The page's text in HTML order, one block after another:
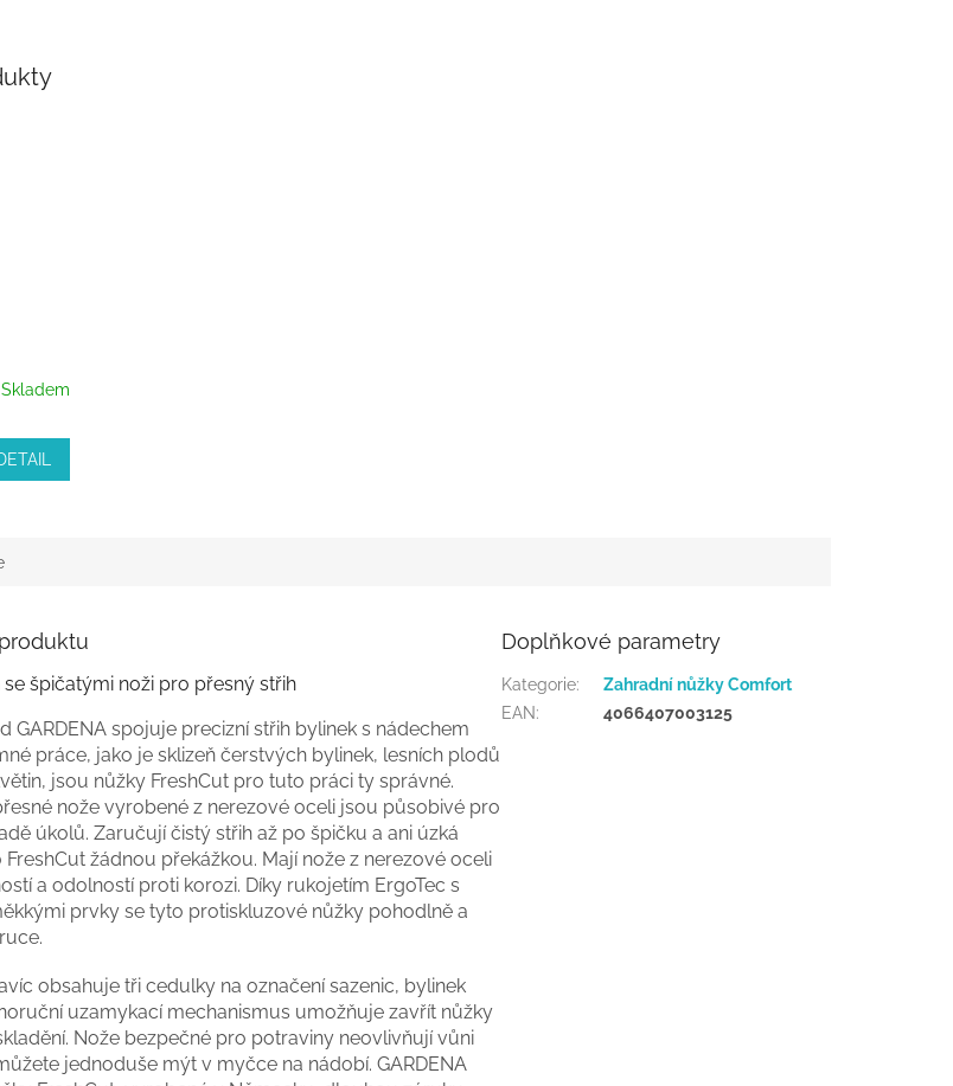
Skladem
se špičatými noži pro přesný střih
GARDENA spojuje precizní střih bylinek s nádechem
práce, jako je sklizeň čerstvých bylinek, lesních plodů
jsou nůžky FreshCut pro tuto práci ty správné.
nože vyrobené z nerezové oceli jsou působivé pro
úkolů. Zaručují čistý střih až po špičku a ani úzká
žádnou překážkou. Mají nože z nerezové oceli
a odolností proti korozi. Díky rukojetím ErgoTec s
prvky se tyto protiskluzové nůžky pohodlně a
obsahuje tři cedulky na označení sazenic, bylinek
uzamykací mechanismus umožňuje zavřít nůžky
Nože bezpečné pro potraviny neovlivňují vůni
jednoduše mýt v myčce na nádobí. GARDENA
Doplňkové parametry
Kategorie:
Zahradní nůžky Comfort
EAN: 4066407003125